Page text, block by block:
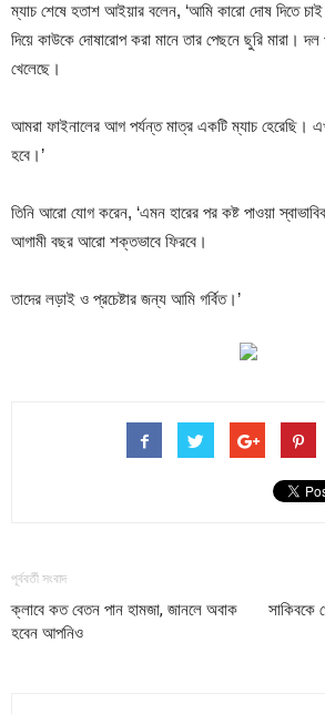
ম্যাচ শেষে হতাশ আইয়ার বলেন, ‘আমি কারো দোষ দিতে
দিয়ে কাউকে দোষারোপ করা মানে তার পেছনে ছুরি মারা। দল
খেলেছে।
আমরা ফাইনালের আগ পর্যন্ত মাত্র একটি ম্যাচ হেরেছি।
হবে।’
তিনি আরো যোগ করেন, ‘এমন হারের পর কষ্ট পাওয়া
আগামী বছর আরো শক্তভাবে ফিরবে।
তাদের লড়াই ও প্রচেষ্টার জন্য আমি গর্বিত।’
পূর্ববর্তী সংবাদ
ক্লাবে কত বেতন পান হামজা, জানলে অবাক
হবেন আপনিও
সাকিবকে